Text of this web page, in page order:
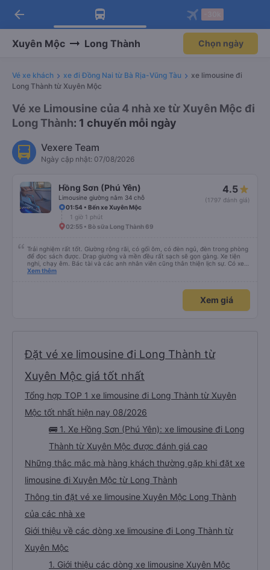
Tải app Vexere ngay!
Nhận ưu đãi thành viên độc
Mở app
Tải app Vexere
-30k/ghế khi đặt vé máy bay qua
Mở app
arrow_back
Xuyên Mộc Long Thành Chọn ngày
Vé xe khách xe đi Đồng Nai từ Bà Rịa-Vũng Tàu
xe limousine đi
Long Thành từ Xuyên Mộc
Vé xe Limousine của 4 nhà xe từ Xuyên Mộc đi
Long Thành: 1 chuyến mỗi ngày
Vexere Team
Ngày cập nhật: 07/08/2026
Hồng Sơn (Phú Yên)
Limousine giường nằm 34 chỗ
4.5
(1797 đánh giá)
01:54 • Bến xe Xuyên Mộc
1 giờ 1 phút
02:55 • Bò sữa Long Thành 69
Trải nghiệm rất tốt. Giường rộng rãi, có gối ôm, có đèn ngủ, đèn trong phòng
để đọc sách được. Drap giường và mền đều rất sạch sẽ gọn gàng. Xe tiện
nghi, chạy êm. Bác tài và các anh nhân viên cũng thân thiện lịch sự. Có xe
trung chuyển về nội thành thành phố tuy hoà rất tiện. Giá vé hợp lý. Nói
Xem thêm
Xem giá
Đặt vé xe limousine đi Long Thành từ
Xuyên Mộc giá tốt nhất
Tổng hợp TOP 1 xe limousine đi Long Thành từ Xuyên
Mộc tốt nhất hiện nay 08/2026
🚌 1. Xe Hồng Sơn (Phú Yên): xe limousine đi Long
Thành từ Xuyên Mộc được đánh giá cao
Những thắc mắc mà hàng khách thường gặp khi đặt xe
limousine đi Xuyên Mộc từ Long Thành
Thông tin đặt vé xe limousine Xuyên Mộc Long Thành
của các nhà xe
Giới thiệu về các dòng xe limousine đi Long Thành từ
Xuyên Mộc
1. Giới thiệu các dòng xe limousine Xuyên Mộc